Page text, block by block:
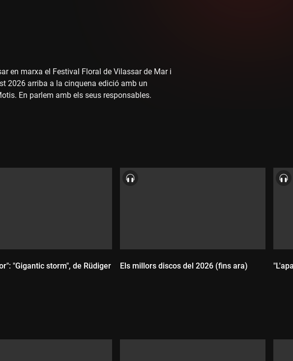
en marxa el Festival Floral de Vilassar de Mar i
2026 arriba a la cinquena edició amb un
En parlem amb els seus responsables.
"Gigantic storm", de Rüdiger Els millors discos del 2026 (fins ara)